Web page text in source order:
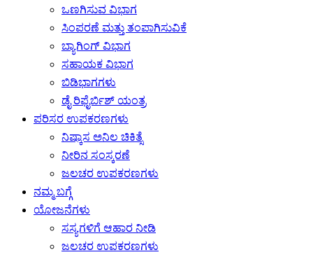
ಒಣಗಿಸುವ ವಿಭಾಗ
ಸಿಂಪರಣೆ ಮತ್ತು ತಂಪಾಗಿಸುವಿಕೆ
ಬ್ಯಾಗಿಂಗ್ ವಿಭಾಗ
ಸಹಾಯಕ ವಿಭಾಗ
ಬಿಡಿಭಾಗಗಳು
ಡೈ ರಿಫೈರ್ಬಿಶ್ ಯಂತ್ರ
ಪರಿಸರ ಉಪಕರಣಗಳು
ನಿಷ್ಕಾಸ ಅನಿಲ ಚಿಕಿತ್ಸೆ
ನೀರಿನ ಸಂಸ್ಕರಣೆ
ಜಲಚರ ಉಪಕರಣಗಳು
ನಮ್ಮ ಬಗ್ಗೆ
ಯೋಜನೆಗಳು
ಸಸ್ಯಗಳಿಗೆ ಆಹಾರ ನೀಡಿ
ಜಲಚರ ಉಪಕರಣಗಳು